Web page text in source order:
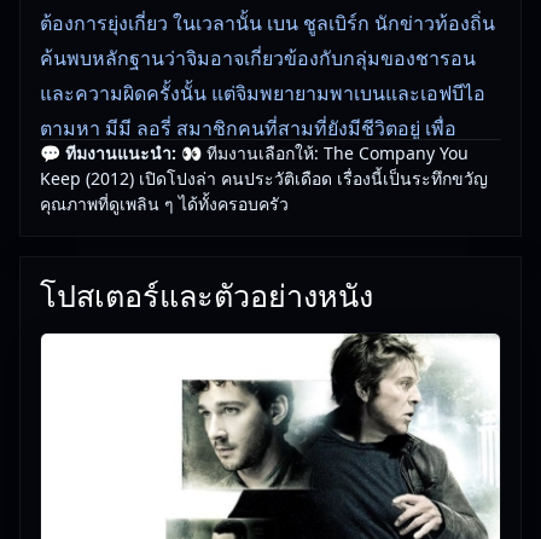
ต้องการยุ่งเกี่ยว ในเวลานั้น เบน ชูลเบิร์ก นักข่าวท้องถิ่น
ค้นพบหลักฐานว่าจิมอาจเกี่ยวข้องกับกลุ่มของชารอน
และความผิดครั้งนั้น แต่จิมพยายามพาเบนและเอฟบีไอ
ตามหา มีมี ลอรี่ สมาชิกคนที่สามที่ยังมีชีวิตอยู่ เพื่อ
ยืนยันความบริสุทธิ์ของเขา และช่วยชีวิตลูกสาวที่อาจ
ตกอยู่ในอันตราย หลังจากตัวตนของเขาถูกเปิดเผย
29/05/2026 |เกี่ยวกับเรา
💬 ทีมงานแนะนำ: 👀 ทีมงานเลือกให้: The Company You
Keep (2012) เปิดโปงล่า คนประวัติเดือด เรื่องนี้เป็นระทึกขวัญ
คุณภาพที่ดูเพลิน ๆ ได้ทั้งครอบครัว
โปสเตอร์และตัวอย่างหนัง